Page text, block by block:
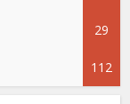
29
112